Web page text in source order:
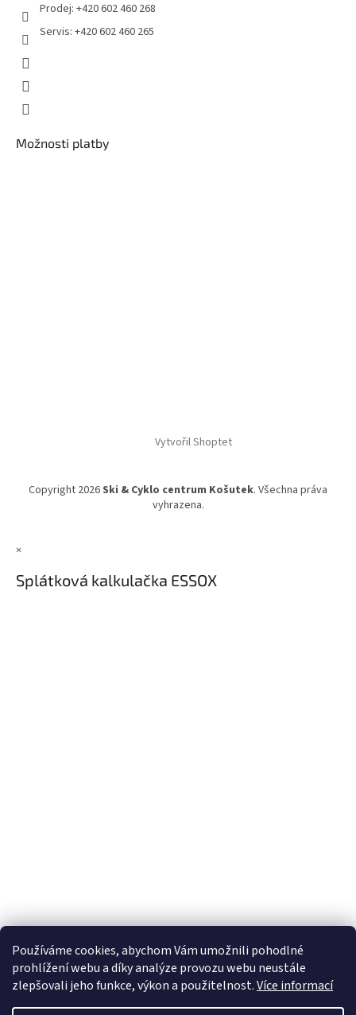
Používáme cookies, abychom Vám umožnili pohodlné
prohlížení webu a díky analýze provozu webu neustále
zlepšovali jeho funkce, výkon a použitelnost.Více informací
Prodej: +420 602 460 268
Servis: +420 602 460 265
Možnosti platby
Vytvořil Shoptet
Copyright 2026Ski & Cyklo centrum Košutek. Všechna práva
vyhrazena.
×
Splátková kalkulačka ESSOX